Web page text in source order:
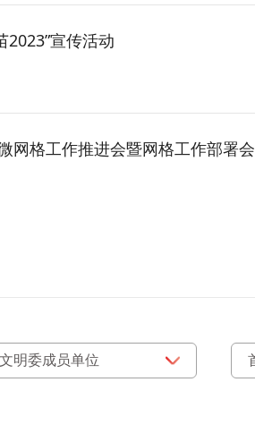
2023”宣传活动
网格工作推进会暨网格工作部署会